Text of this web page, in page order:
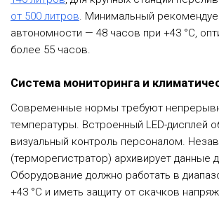
от 500 литров. Минимальный
автономности — 48 часов при +43 °C,
более 55 часов.
Система мониторинга и
Современные нормы требуют
температуры. Встроенный LED-дисплей
визуальный контроль персоналом.
(терморегистратор) архивирует данные
Оборудование должно работать в
+43 °C и иметь защиту от скачков